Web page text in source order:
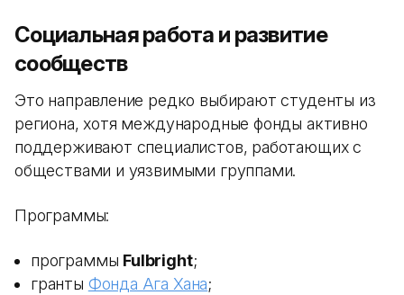
Социальная работа и развитие
сообществ
Это направление редко выбирают студенты из
региона, хотя международные фонды активно
поддерживают специалистов, работающих с
обществами и уязвимыми группами.
Программы:
программы Fulbright;
гранты Фонда Ага Хана;